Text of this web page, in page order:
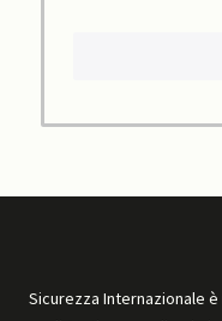
Sicurezza Internazionale